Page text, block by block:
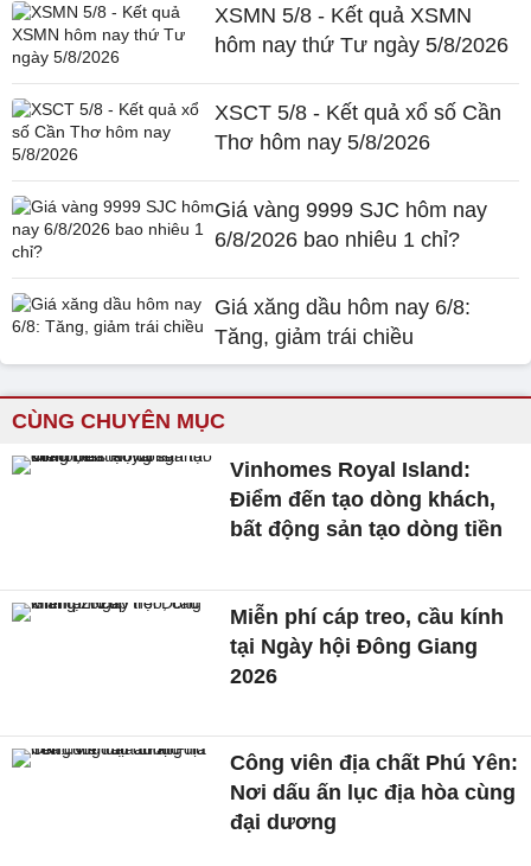
XSMN 5/8 - Kết quả XSMN
hôm nay thứ Tư ngày 5/8/2026
XSCT 5/8 - Kết quả xổ số Cần
Thơ hôm nay 5/8/2026
Giá vàng 9999 SJC hôm nay
6/8/2026 bao nhiêu 1 chỉ?
Giá xăng dầu hôm nay 6/8:
Tăng, giảm trái chiều
CÙNG CHUYÊN MỤC
Vinhomes Royal Island:
Điểm đến tạo dòng khách,
bất động sản tạo dòng tiền
Miễn phí cáp treo, cầu kính
tại Ngày hội Đông Giang
2026
Công viên địa chất Phú Yên:
Nơi dấu ấn lục địa hòa cùng
đại dương